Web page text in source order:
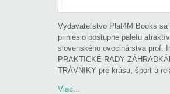
Vydavateľstvo Plat4M Books sa
prinieslo postupne paletu
slovenského ovocinárstva prof.
PRAKTICKÉ RADY
TRÁVNIKY pre krásu, šport a
Viac...